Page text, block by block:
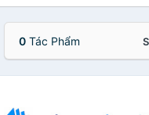
0 Tác Phẩm